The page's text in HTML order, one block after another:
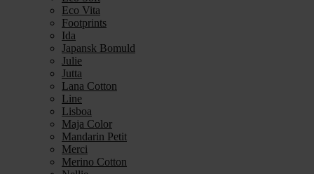
Eco Vita
Footprints
Ida
Japansk Bomuld
Julie
Jutta
Lana Cotton
Line
Lisboa
Maja Color
Mandarin Petit
Merci
Merino Cotton